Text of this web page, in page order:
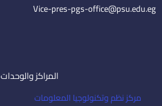
Vice-pres-pgs-office@psu.edu.eg
المراكز والوحدات
مركز نظم وتكنولوجيا المعلومات